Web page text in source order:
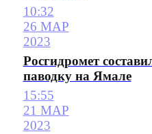
10:32
26 МАР
2023
Росгидромет
паводку на Ямале
15:55
21 МАР
2023